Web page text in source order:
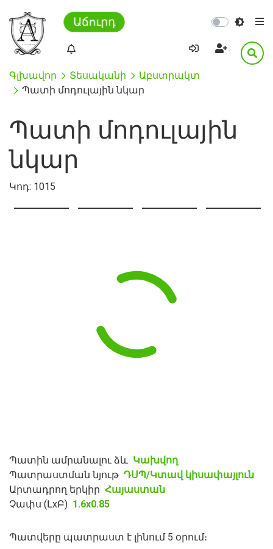
Աճուրդ
Գլխավոր Տեսականի
Աբստրակտ
Պատի մոդուլային նկար
Պատի մոդուլային
նկար
Կոդ: 1015
Պատին ամրանալու ձև Կախվող
Պատրաստման նյութ ԴՍՊ/Կտավ կիսափայլուն
Արտադրող երկիր Հայաստան
Չափս (ԼxԲ) 1.6x0.85
Պատվերը պատրաստ է լինում 5 օրում։